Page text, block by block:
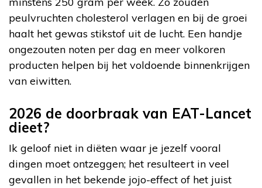
peulvruchten cholesterol verlagen en bij de groei
haalt het gewas stikstof uit de lucht. Een handje
ongezouten noten per dag en meer volkoren
producten helpen bij het voldoende binnenkrijgen
van eiwitten.
2026 de doorbraak van EAT-Lancet
dieet?
Ik geloof niet in diëten waar je jezelf vooral
dingen moet ontzeggen; het resulteert in veel
gevallen in het bekende jojo-effect of het juist